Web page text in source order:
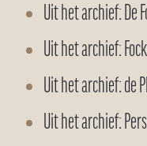
Uit het archief: De
Uit het archief:
Uit het archief: de
Uit het archief: